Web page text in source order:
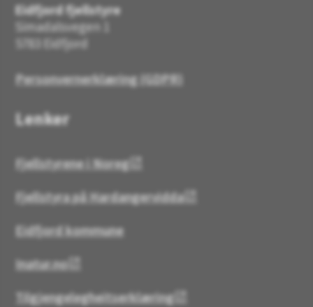
Eidfjord fjellstyre
Simadalsvegen 1
5783 Eidfjord
Personvernerklæring (GDPR)
Lenker
Fjellstyrene i Noreg
Fjellstyra på Hardangervidda
Eidfjord kommune
Inatur.no
Tilgjengelegheitserklæring